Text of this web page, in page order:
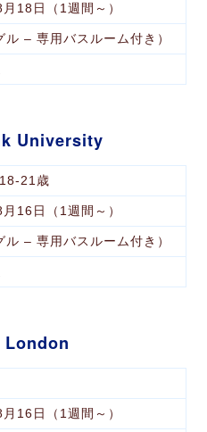
18日（1週間～）
ル – 専用バスルーム付き）
University
21歳
16日（1週間～）
ル – 専用バスルーム付き）
16日（1週間～）